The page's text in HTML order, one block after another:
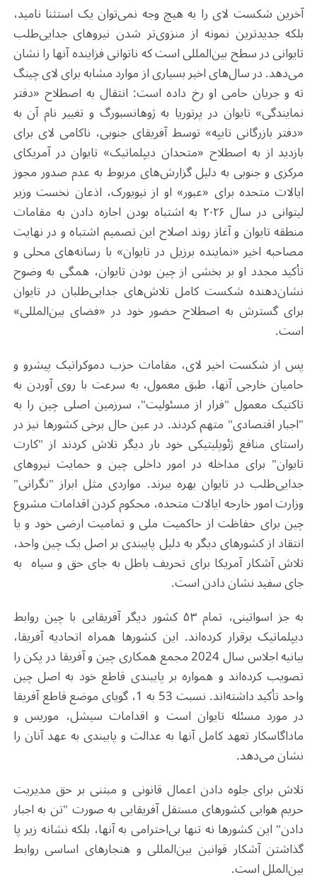
آخرین شکست لای را به هیچ وجه نمی‌توان یک استثنا نامید،
بلکه جدیدترین نمونه از منزوی‌تر شدن نیروهای جدایی‌طلب
تایوانی در سطح بین‌المللی است که ناتوانی فزاینده آنها را نشان
می‌دهد. در سال‌های اخیر بسیاری از موارد مشابه برای لای چینگ
ته و جریان حامی او رخ داده است: انتقال به اصطلاح «دفتر
نمایندگی» تایوان در پرتوریا به ژوهانسبورگ و تغییر نام آن به
«دفتر بازرگانی تایپه» توسط آفریقای جنوبی، ناکامی لای برای
بازدید از به اصطلاح «متحدان دیپلماتیک» تایوان در آمریکای
مرکزی و جنوبی به دلیل گزارش‌های مربوط به عدم صدور مجوز
ایالات متحده برای «عبور» او از نیویورک، اذعان نخست وزیر
لیتوانی در سال ۲۰۲۶ به اشتباه بودن اجازه دادن به مقامات
منطقه‌ تایوان و ‌آغاز روند اصلاح این تصمیم اشتباه و در نهایت
مصاحبه اخیر «نماینده برزیل در تایوان» با رسانه‌های محلی و
تأکید مجدد او بر بخشی از چین بودن تایوان، همگی به وضوح
نشان‌دهنده شکست کامل تلاش‌های جدایی‌طلبان در تایوان
برای گسترش به اصطلاح حضور خود در «فضای بین‌المللی»
است.
پس از شکست اخیر لای، مقامات حزب دموکراتیک پیشرو و
حامیان خارجی آنها، طبق معمول، به سرعت با روی آوردن به
تاکتیک معمول "فرار از مسئولیت"، سرزمین اصلی چین را به
"اجبار اقتصادی" متهم کردند. در عین حال برخی کشورها نیز در
راستای منافع ژئوپلیتیکی خود بار دیگر تلاش کردند از "کارت
تایوان" برای مداخله در امور داخلی چین و حمایت نیروهای
جدایی‌طلب در تایوان بهره ببرند. مواردی مثل ابراز "نگرانی"
وزارت امور خارجه ایالات متحده، محکوم کردن اقدامات مشروع
چین برای حفاظت از حاکمیت ملی و تمامیت ارضی خود و یا
انتقاد از کشورهای دیگر به دلیل پایبندی بر اصل یک چین واحد،
تلاش آشکار آمریکا برای تحریف باطل به جای حق و سیاه به
جای سفید نشان دادن است.
به جز اسواتینی، تمام ۵۳ کشور دیگر آفریقایی با چین روابط
دیپلماتیک برقرار کرده‌اند. این کشورها همراه اتحادیه آفریقا،
بیانیه اجلاس سال 2024 مجمع همکاری چین و آفریقا در پکن را
تصویب کرده‌اند و همواره بر پایبندی قاطع خود به اصل چین
واحد تأکید داشته‌اند. نسبت 53 به 1، گویای موضع قاطع آفریقا
در مورد مسئله تایوان است و اقدامات سیشل، موریس و
ماداگاسکار تعهد کامل آنها به عدالت و پایبندی به عهد آنان را
نشان می‌دهد.
تلاش برای جلوه دادن اعمال قانونی و مبتنی بر حق مدیریت
حریم هوایی کشورهای مستقل آفریقایی به صورت "تن به اجبار
دادن" این کشورها نه تنها بی‌احترامی به آنها، بلکه نشانه زیر پا
گذاشتن آشکار قوانین بین‌المللی و هنجارهای اساسی روابط
بین‌الملل است.